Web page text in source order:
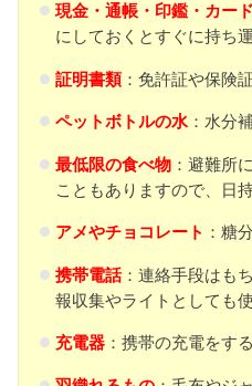
現金・通帳・印鑑・カード
にしておくとすぐに持ち
証明書類：免許証や保険
ペットボトルの水：水分
最低限の食べ物：避難所
こともありますので、日
アメやチョコレート ：糖
携帯電話：連絡手段はも
報収集やライトとしても
充電器：携帯の充電をす